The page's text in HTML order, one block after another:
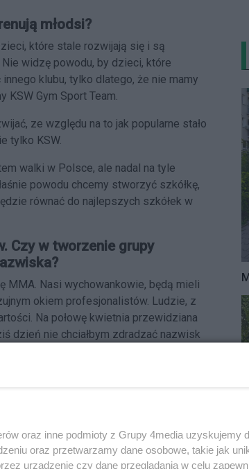
młodsi?
które stale rozwijają się i są
widzę powodu, by dzieci, które
klubu, tylko dlatego, że nie mamy
KSW Gym Sport Team.
ze względu na to jak popularne stało
tylko KSW.
walki w Polsce, ale nadal na tyle
powodu chcemy stworzyć szkółkę,
równać do najlepszych szkółek w
Czy w tworzenie grupy
MMA. Nasi wychowankowie, będą mieli
okiem profesjonalistów. Ludzie, z
Na połowę kwietnia przewidziana
dzień nie chciałbym zdradzać nazwisk
fundamentalny. Ponadto każda sekcja
przygotowania motorycznego, które
odpowiedniego przygotowania
oraz inne podmioty z Grupy 4media uzyskujemy
oraz przetwarzamy dane osobowe, takie jak
urządzenie czy dane przeglądania w celu